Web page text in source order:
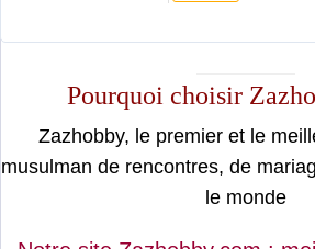
Pourquoi choisir
Zazhobby, le premier et le
musulman de rencontres, de
le monde